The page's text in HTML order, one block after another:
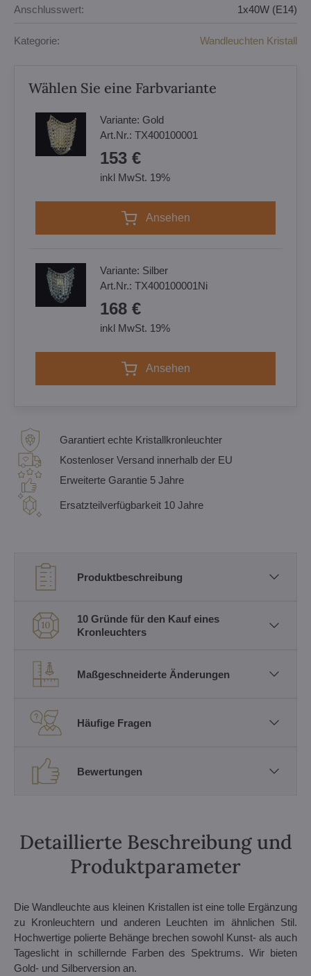
Anschlusswert: 1x40W (E14)
Kategorie: Wandleuchten Kristall
Wählen Sie eine Farbvariante
Variante: Gold
Art.Nr.: TX400100001
153 €
inkl MwSt. 19%
Ansehen
Variante: Silber
Art.Nr.: TX400100001Ni
168 €
inkl MwSt. 19%
Ansehen
Garantiert echte Kristallkronleuchter
Kostenloser Versand innerhalb der EU
Erweiterte Garantie 5 Jahre
Ersatzteilverfügbarkeit 10 Jahre
Produktbeschreibung
10 Gründe für den Kauf eines
Kronleuchters
Maßgeschneiderte Änderungen
Häufige Fragen
Bewertungen
Detaillierte Beschreibung und
Produktparameter
Die Wandleuchte aus kleinen Kristallen ist eine tolle Ergänzung
zu Kronleuchtern und anderen Leuchten im ähnlichen Stil.
Hochwertige polierte Behänge brechen sowohl Kunst- als auch
Tageslicht in schillernde Farben des Spektrums. Wir bieten
Gold- und Silberversion an.